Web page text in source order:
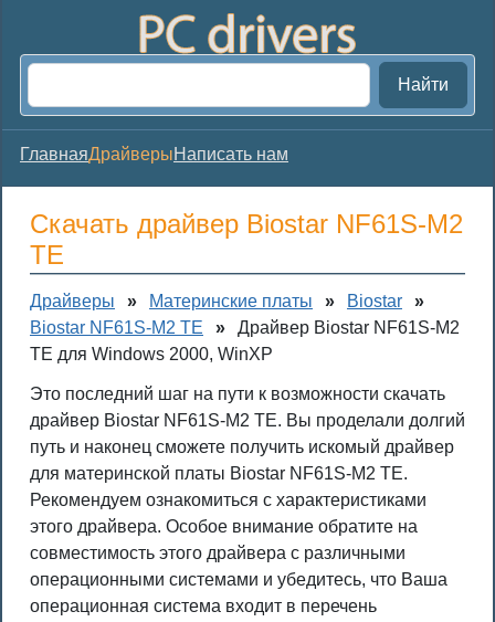
Найти
ГлавнаяДрайверыНаписать нам
Скачать драйвер Biostar NF61S-M2
TE
Драйверы » Материнские платы » Biostar
»
Biostar NF61S-M2 TE
»
Драйвер Biostar NF61S-M2
TE для Windows 2000, WinXP
Это последний шаг на пути к возможности скачать
драйвер Biostar NF61S-M2 TE. Вы проделали долгий
путь и наконец сможете получить искомый драйвер
для материнской платы Biostar NF61S-M2 TE.
Рекомендуем ознакомиться с характеристиками
этого драйвера. Особое внимание обратите на
совместимость этого драйвера с различными
операционными системами и убедитесь, что Ваша
операционная система входит в перечень